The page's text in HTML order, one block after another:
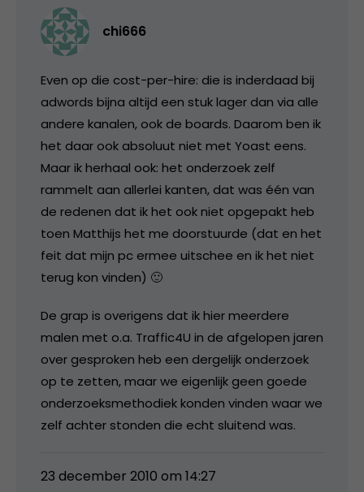
chi666
Even op die cost-per-hire: die is inderdaad bij
adwords bijna altijd een stuk lager dan via alle
andere kanalen, ook de boards. Daarom ben ik
het daar ook absoluut niet met Yoast eens.
Maar ik herhaal ook: het onderzoek zelf
rammelt aan allerlei kanten, dat was één van
de redenen dat ik het ook niet opgepakt heb
toen Matthijs het me doorstuurde (dat en het
feit dat mijn pc ermee uitschee en ik het niet
terug kon vinden) 🙂
De grap is overigens dat ik hier meerdere
malen met o.a. Traffic4U in de afgelopen jaren
over gesproken heb een dergelijk onderzoek
op te zetten, maar we eigenlijk geen goede
onderzoeksmethodiek konden vinden waar we
zelf achter stonden die echt sluitend was.
23 december 2010 om 14:27